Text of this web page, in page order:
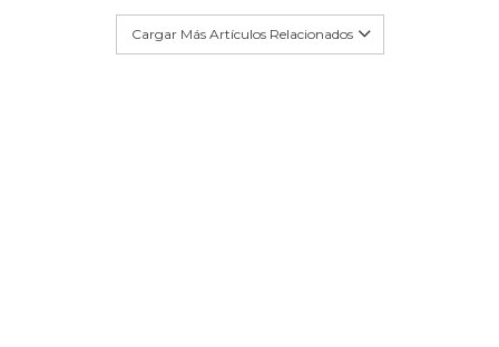
Cargar Más Artículos Relacionados